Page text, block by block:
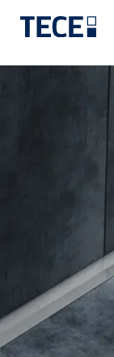
Skip to main content